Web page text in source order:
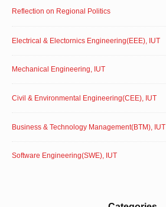
Reflection on Regional Politics
Electrical & Electornics Engineering(EEE), IUT
Mechanical Engineering, IUT
Civil & Environmental Engineering(CEE), IUT
Business & Technology Management(BTM), IUT
Software Engineering(SWE), IUT